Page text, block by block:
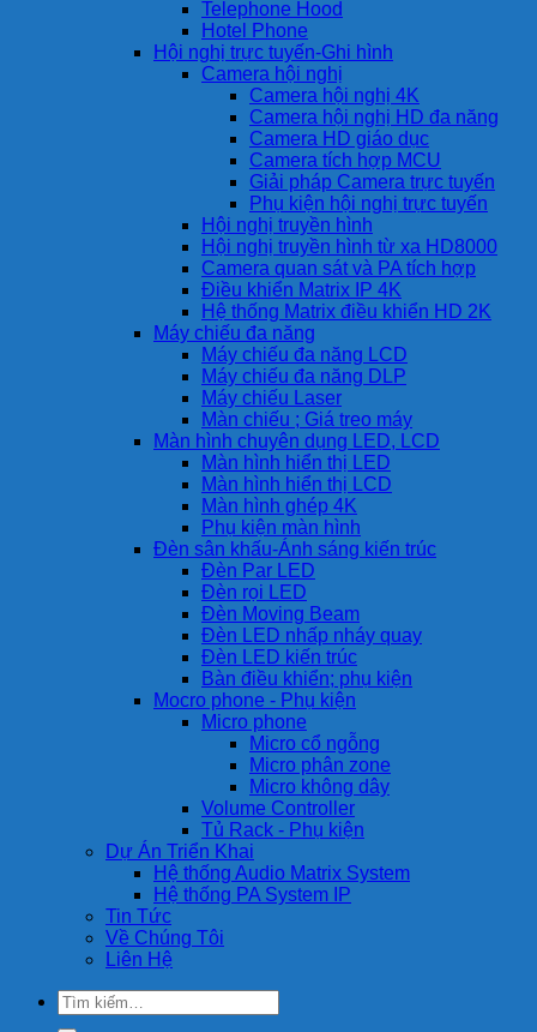
Telephone Hood
Hotel Phone
Hội nghị trực tuyến-Ghi hình
Camera hội nghị
Camera hội nghị 4K
Camera hội nghị HD đa năng
Camera HD giáo dục
Camera tích hợp MCU
Giải pháp Camera trực tuyến
Phụ kiện hội nghị trực tuyến
Hội nghị truyền hình
Hội nghị truyền hình từ xa HD8000
Camera quan sát và PA tích hợp
Điều khiển Matrix IP 4K
Hệ thống Matrix điều khiển HD 2K
Máy chiếu đa năng
Máy chiếu đa năng LCD
Máy chiếu đa năng DLP
Máy chiếu Laser
Màn chiếu ; Giá treo máy
Màn hình chuyên dụng LED, LCD
Màn hình hiển thị LED
Màn hình hiển thị LCD
Màn hình ghép 4K
Phụ kiện màn hình
Đèn sân khấu-Ánh sáng kiến trúc
Đèn Par LED
Đèn rọi LED
Đèn Moving Beam
Đèn LED nhấp nháy quay
Đèn LED kiến trúc
Bàn điều khiển; phụ kiện
Mocro phone - Phụ kiện
Micro phone
Micro cổ ngỗng
Micro phân zone
Micro không dây
Volume Controller
Tủ Rack - Phụ kiện
Dự Án Triển Khai
Hệ thống Audio Matrix System
Hệ thống PA System IP
Tin Tức
Về Chúng Tôi
Liên Hệ
Tìm
kiếm: